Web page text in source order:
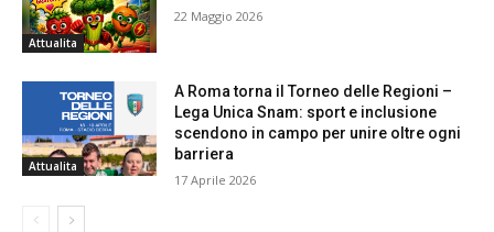
Attualita
22 Maggio 2026
Attualita
A Roma torna il Torneo delle Regioni –
Lega Unica Snam: sport e inclusione
scendono in campo per unire oltre ogni
barriera
17 Aprile 2026